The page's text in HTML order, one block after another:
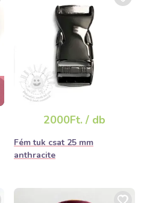
2000Ft. / db
Fém tuk csat 25 mm
anthracite